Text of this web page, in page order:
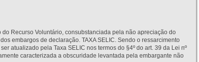
Recurso Voluntário, consubstanciada pela não apreciação do
embargos de declaração. TAXA SELIC. Sendo o ressarcimento
atualizado pela Taxa SELIC nos termos do §4º do art. 39 da Lei nº
caracterizada a obscuridade levantada pela embargante não